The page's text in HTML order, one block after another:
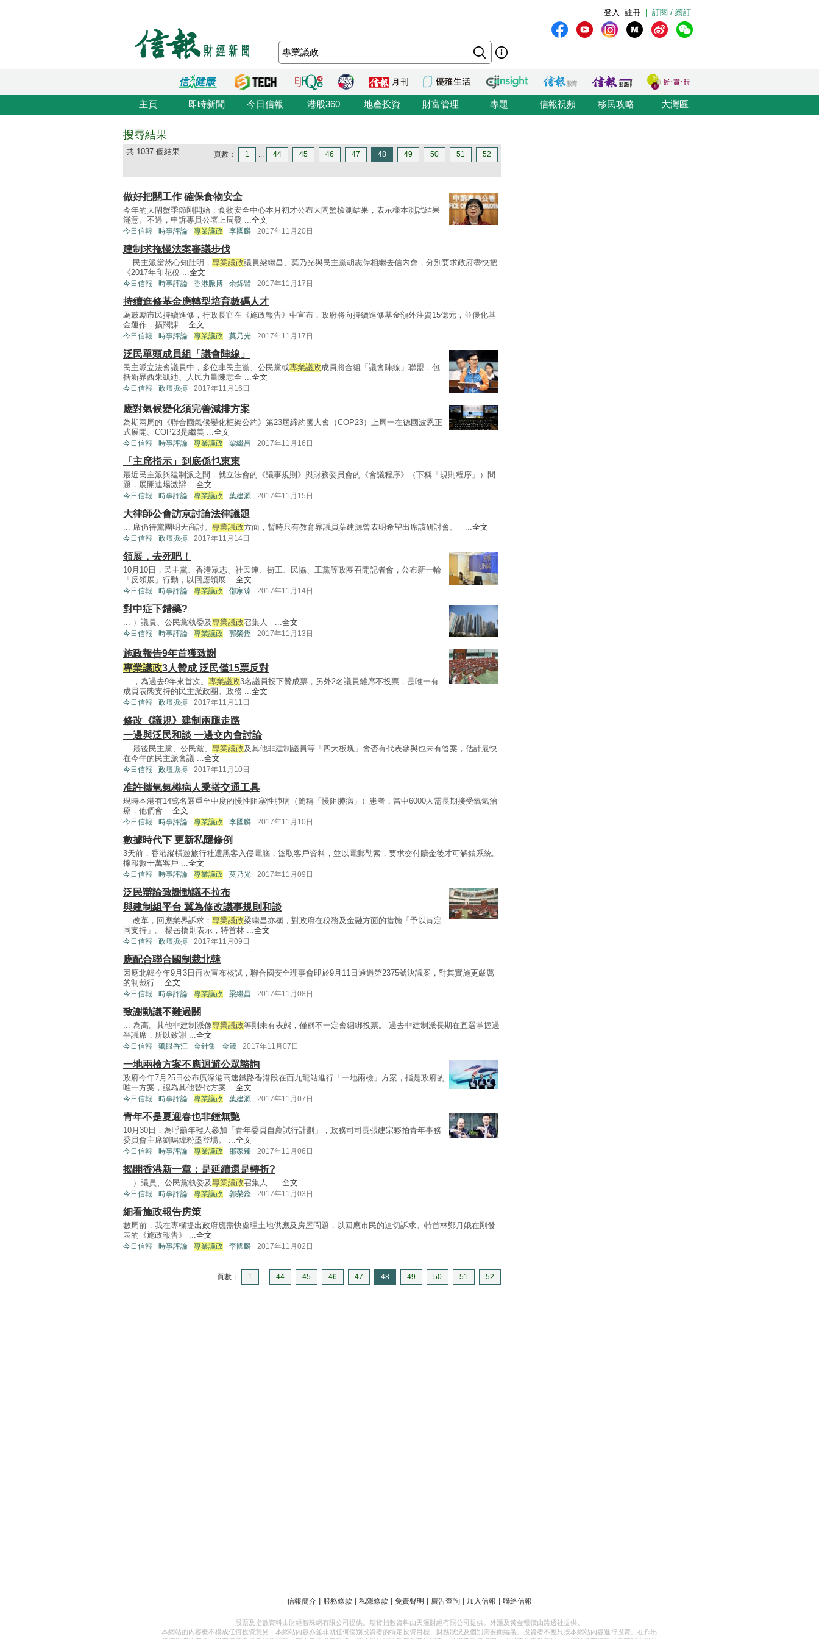
訂閱 / 續訂
註冊
登入
主頁 即時新聞 今日信報 港股360 地產投資 財富管理 專題 信報視頻 移民攻略 大灣區
搜尋結果
共 1037 個結果 頁數： 1 ... 44 45 46 47 48 49 50 51 52
做好把關工作 確保食物安全
今年的大閘蟹季節剛開始，食物安全中心本月初才公布大閘蟹檢測結果，表示樣本測試結果
滿意。不過，申訴專員公署上周發 ...全文
今日信報 時事評論 專業議政 李國麟 2017年11月20日
建制求拖慢法案審議步伐
... 民主派當然心知肚明， 專業議政議員梁繼昌、莫乃光與民主黨胡志偉相繼去信內會，分別要求政府盡快把
《2017年印花稅 ...全文
今日信報 時事評論 香港脈搏 余錦賢 2017年11月17日
持續進修基金應轉型培育數碼人才
為鼓勵市民持續進修，行政長官在《施政報告》中宣布，政府將向持續進修基金額外注資15億元，並優化基
金運作，擴闊課 ...全文
今日信報 時事評論 專業議政 莫乃光 2017年11月17日
泛民單頭成員組「議會陣線」
民主派立法會議員中，多位非民主黨、公民黨或專業議政成員將合組「議會陣線」聯盟，包
括新界西朱凱廸、人民力量陳志全 ...全文
今日信報 政壇脈搏 2017年11月16日
應對氣候變化須完善減排方案
為期兩周的《聯合國氣候變化框架公約》第23屆締約國大會（COP23）上周一在德國波恩正
式展開。COP23是繼美 ...全文
今日信報 時事評論 專業議政 梁繼昌 2017年11月16日
「主席指示」到底係乜東東
最近民主派與建制派之間，就立法會的《議事規則》與財務委員會的《會議程序》（下稱「規則程序」）問
題，展開連場激辯 ...全文
今日信報 時事評論 專業議政 葉建源 2017年11月15日
大律師公會訪京討論法律議題
... 席仍待黨團明天商討。 專業議政方面，暫時只有教育界議員葉建源曾表明希望出席該研討會。 ...全文
今日信報 政壇脈搏 2017年11月14日
領展，去死吧！
10月10日，民主黨、香港眾志、社民連、街工、民協、工黨等政團召開記者會，公布新一輪
「反領展」行動，以回應領展 ...全文
今日信報 時事評論 專業議政 邵家臻 2017年11月14日
對中症下錯藥?
... ）議員、公民黨執委及專業議政召集人 ...全文
今日信報 時事評論 專業議政 郭榮鏗 2017年11月13日
施政報告9年首獲致謝
專業議政3人贊成 泛民僅15票反對
... ，為過去9年來首次。 專業議政3名議員投下贊成票，另外2名議員離席不投票，是唯一有
成員表態支持的民主派政團。政務 ...全文
今日信報 政壇脈搏 2017年11月11日
修改《議規》建制兩腿走路
一邊與泛民和談 一邊交內會討論
... 最後民主黨、公民黨、 專業議政及其他非建制議員等「四大板塊」會否有代表參與也未有答案，估計最快
在今午的民主派會議 ...全文
今日信報 政壇脈搏 2017年11月10日
准許攜氧氣樽病人乘搭交通工具
現時本港有14萬名嚴重至中度的慢性阻塞性肺病（簡稱「慢阻肺病」）患者，當中6000人需長期接受氧氣治
療，他們會 ...全文
今日信報 時事評論 專業議政 李國麟 2017年11月10日
數據時代下 更新私隱條例
3天前，香港縱橫遊旅行社遭黑客入侵電腦，盜取客戶資料，並以電郵勒索，要求交付贖金後才可解鎖系統。
據報數十萬客戶 ...全文
今日信報 時事評論 專業議政 莫乃光 2017年11月09日
泛民辯論致謝動議不拉布
與建制組平台 冀為修改議事規則和談
... 改革，回應業界訴求； 專業議政梁繼昌亦稱，對政府在稅務及金融方面的措施「予以肯定
同支持」。 楊岳橋則表示，特首林 ...全文
今日信報 政壇脈搏 2017年11月09日
應配合聯合國制裁北韓
因應北韓今年9月3日再次宣布核試，聯合國安全理事會即於9月11日通過第2375號決議案，對其實施更嚴厲
的制裁行 ...全文
今日信報 時事評論 專業議政 梁繼昌 2017年11月08日
致謝動議不難過關
... 為高。其他非建制派像專業議政等則未有表態，僅稱不一定會綑綁投票。 過去非建制派長期在直選掌握過
半議席，所以致謝 ...全文
今日信報 獨眼香江 金針集 金箴 2017年11月07日
一地兩檢方案不應迴避公眾諮詢
政府今年7月25日公布廣深港高速鐵路香港段在西九龍站進行「一地兩檢」方案，指是政府的
唯一方案，認為其他替代方案 ...全文
今日信報 時事評論 專業議政 葉建源 2017年11月07日
青年不是夏迎春也非鍾無艷
10月30日，為呼籲年輕人參加「青年委員自薦試行計劃」，政務司司長張建宗夥拍青年事務
委員會主席劉鳴煒粉墨登場。 ...全文
今日信報 時事評論 專業議政 邵家臻 2017年11月06日
揭開香港新一章：是延續還是轉折?
... ）議員、公民黨執委及專業議政召集人 ...全文
今日信報 時事評論 專業議政 郭榮鏗 2017年11月03日
細看施政報告房策
數周前，我在專欄提出政府應盡快處理土地供應及房屋問題，以回應市民的迫切訴求。特首林鄭月娥在剛發
表的《施政報告》 ...全文
今日信報 時事評論 專業議政 李國麟 2017年11月02日
頁數： 1 ... 44 45 46 47 48 49 50 51 52
信報簡介 服務條款 私隱條款 免責聲明 廣告查詢 加入信報 聯絡信報
股票及指數資料由財經智珠網有限公司提供。期貨指數資料由天滙財經有限公司提供。外滙及黃金報價由路透社提供。
本網站的內容概不構成任何投資意見，本網站內容亦並非就任何個別投資者的特定投資目標、財務狀況及個別需要而編製。投資者不應只按本網站內容進行投資。在作出